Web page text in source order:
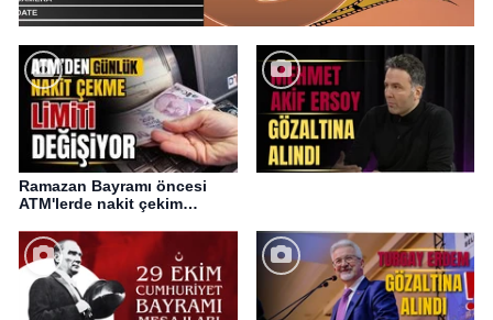
Ramazan Bayramı öncesi
ATM'lerde nakit çekim